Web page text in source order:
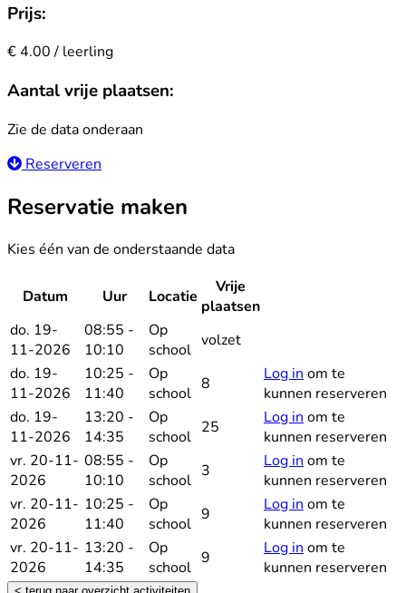
Prijs:
€ 4.00 / leerling
Aantal vrije plaatsen:
Zie de data onderaan
Reserveren
Reservatie maken
Kies één van de onderstaande data
Datum Uur Locatie
Vrije
plaatsen
do. 19-
11-2026
08:55 -
10:10
Op
school volzet
do. 19-
11-2026
10:25 -
11:40
Op
school 8 Log in om te
kunnen reserveren
do. 19-
11-2026
13:20 -
14:35
Op
school 25 Log in om te
kunnen reserveren
vr. 20-11-
2026
08:55 -
10:10
Op
school 3 Log in om te
kunnen reserveren
vr. 20-11-
2026
10:25 -
11:40
Op
school 9 Log in om te
kunnen reserveren
vr. 20-11-
2026
13:20 -
14:35
Op
school 9 Log in om te
kunnen reserveren